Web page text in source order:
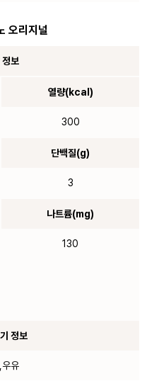
오리지널
정보
열량(kcal)
300
단백질(g)
3
나트륨(mg)
130
정보
우유